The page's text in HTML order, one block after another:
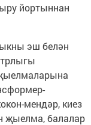
йортыннан
эш белән
мендәр, киез
җыелма, балалар